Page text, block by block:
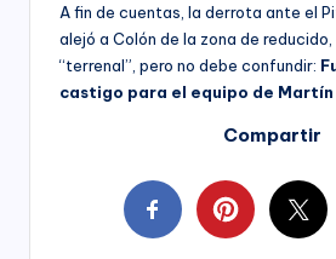
A fin de cuentas, la derrota ante el
alejó a Colón de la zona de
“terrenal”, pero no debe confundir:
castigo para el equipo de Martín
Compartir